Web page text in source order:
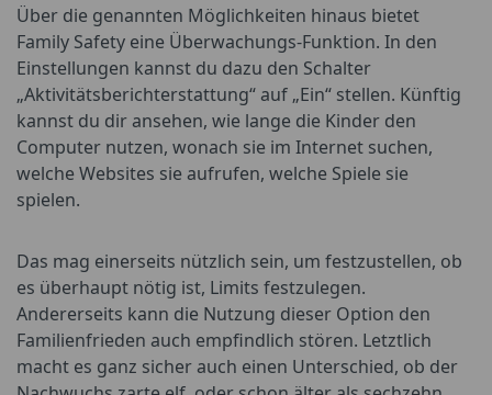
Über die genannten Möglichkeiten hinaus bietet
Family Safety eine Überwachungs-Funktion. In den
Einstellungen kannst du dazu den Schalter
„Aktivitätsberichterstattung“ auf „Ein“ stellen. Künftig
kannst du dir ansehen, wie lange die Kinder den
Computer nutzen, wonach sie im Internet suchen,
welche Websites sie aufrufen, welche Spiele sie
spielen.
Das mag einerseits nützlich sein, um festzustellen, ob
es überhaupt nötig ist, Limits festzulegen.
Andererseits kann die Nutzung dieser Option den
Familienfrieden auch empfindlich stören. Letztlich
macht es ganz sicher auch einen Unterschied, ob der